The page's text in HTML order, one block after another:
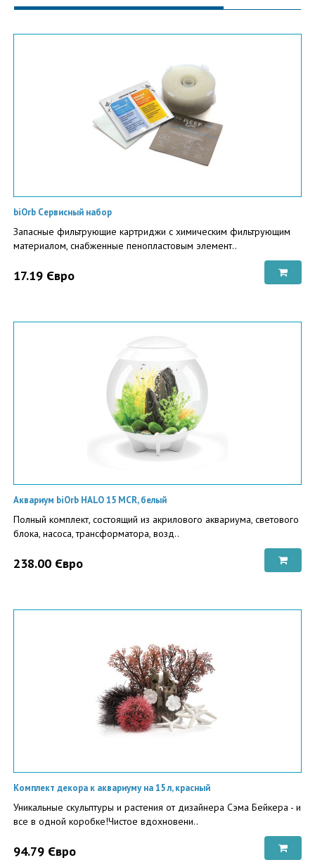
biOrb Сервисный набор
Запасные фильтрующие картриджи с химическим фильтрующим
материалом, снабженные пенопластовым элемент..
17.19 Євро
Аквариум biOrb HALO 15 MCR, белый
Полный комплект, состоящий из акрилового аквариума, светового
блока, насоса, трансформатора, возд..
238.00 Євро
Комплект декора к аквариуму на 15 л, красный
Уникальные скульптуры и растения от дизайнера Сэма Бейкера - и
все в одной коробке!Чистое вдохновени..
94.79 Євро